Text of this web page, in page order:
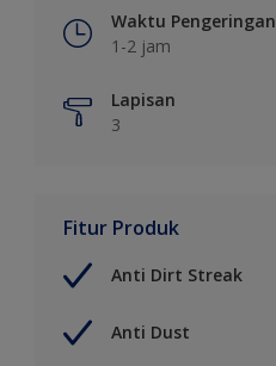
Waktu Pengeringan
1-2 jam
Lapisan
3
Fitur Produk
Anti Dirt Streak
Anti Dust